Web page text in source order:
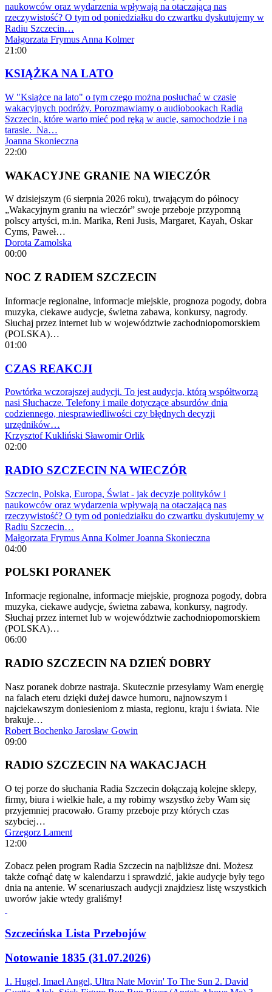
naukowców oraz wydarzenia wpływają na otaczającą nas
rzeczywistość? O tym od poniedziałku do czwartku dyskutujemy w
Radiu Szczecin…
Małgorzata Frymus Anna Kolmer
21:00
KSIĄŻKA NA LATO
W "Książce na lato" o tym czego można posłuchać w czasie
wakacyjnych podróży. Porozmawiamy o audiobookach Radia
Szczecin, które warto mieć pod ręką w aucie, samochodzie i na
tarasie. Na…
Joanna Skonieczna
22:00
WAKACYJNE GRANIE NA WIECZÓR
W dzisiejszym (6 sierpnia 2026 roku), trwającym do północy
„Wakacyjnym graniu na wieczór” swoje przeboje przypomną
polscy artyści, m.in. Marika, Reni Jusis, Margaret, Kayah, Oskar
Cyms, Paweł…
Dorota Zamolska
00:00
NOC Z RADIEM SZCZECIN
Informacje regionalne, informacje miejskie, prognoza pogody, dobra
muzyka, ciekawe audycje, świetna zabawa, konkursy, nagrody.
Słuchaj przez internet lub w województwie zachodniopomorskiem
(POLSKA)…
01:00
CZAS REAKCJI
Powtórka wczorajszej audycji. To jest audycja, którą współtworzą
nasi Słuchacze. Telefony i maile dotyczące absurdów dnia
codziennego, niesprawiedliwości czy błędnych decyzji
urzędników…
Krzysztof Kukliński Sławomir Orlik
02:00
RADIO SZCZECIN NA WIECZÓR
Szczecin, Polska, Europa, Świat - jak decyzje polityków i
naukowców oraz wydarzenia wpływają na otaczającą nas
rzeczywistość? O tym od poniedziałku do czwartku dyskutujemy w
Radiu Szczecin…
Małgorzata Frymus Anna Kolmer Joanna Skonieczna
04:00
POLSKI PORANEK
Informacje regionalne, informacje miejskie, prognoza pogody, dobra
muzyka, ciekawe audycje, świetna zabawa, konkursy, nagrody.
Słuchaj przez internet lub w województwie zachodniopomorskiem
(POLSKA)…
06:00
RADIO SZCZECIN NA DZIEŃ DOBRY
Nasz poranek dobrze nastraja. Skutecznie przesyłamy Wam energię
na falach eteru dzięki dużej dawce humoru, najnowszym i
najciekawszym doniesieniom z miasta, regionu, kraju i świata. Nie
brakuje…
Robert Bochenko Jarosław Gowin
09:00
RADIO SZCZECIN NA WAKACJACH
O tej porze do słuchania Radia Szczecin dołączają kolejne sklepy,
firmy, biura i wielkie hale, a my robimy wszystko żeby Wam się
przyjemniej pracowało. Gramy przeboje przy których czas
szybciej…
Grzegorz Lament
12:00
Zobacz pełen program Radia Szczecin na najbliższe dni. Możesz
także cofnąć datę w kalendarzu i sprawdzić, jakie audycje były tego
dnia na antenie. W scenariuszach audycji znajdziesz listę wszystkich
uworów jakie wtedy graliśmy!
Szczecińska Lista Przebojów
Notowanie 1835 (31.07.2026)
1. Hugel, Imael Angel, Ultra Nate Movin' To The Sun 2. David